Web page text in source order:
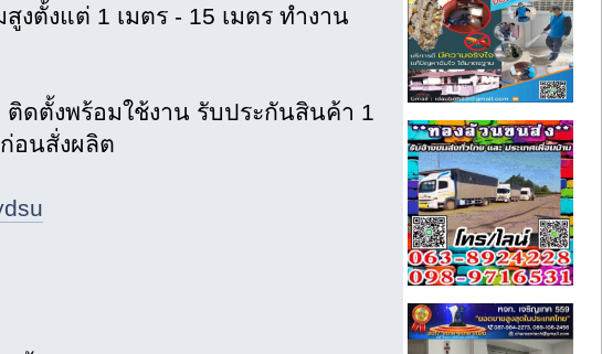
ตั้งแต่ 1 เมตร - 15 เมตร ทำงาน
ติดตั้งพร้อมใช้งาน รับประกันสินค้า 1
อนสั่งผลิต